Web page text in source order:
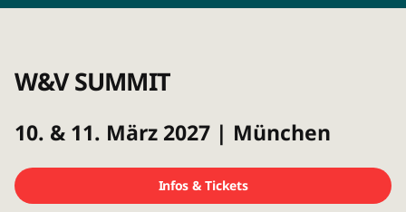
W&V SUMMIT
10. & 11. März 2027 | München
Infos & Tickets